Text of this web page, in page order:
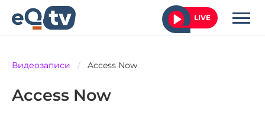
LIVE
Видеозаписи / Access Now
Access Now